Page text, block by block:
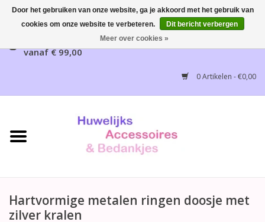
Gratis verzending mogelijk, NL vanaf € 65,00, België
vanaf € 99,00
0 Artikelen - €0,00
Home
Bruidsaccessoires
Hartvormige metalen ringen doosje met
zilver kralen
Door het gebruiken van onze website, ga je akkoord met het gebruik van
cookies om onze website te verbeteren.
Dit bericht verbergen
Meer over cookies »